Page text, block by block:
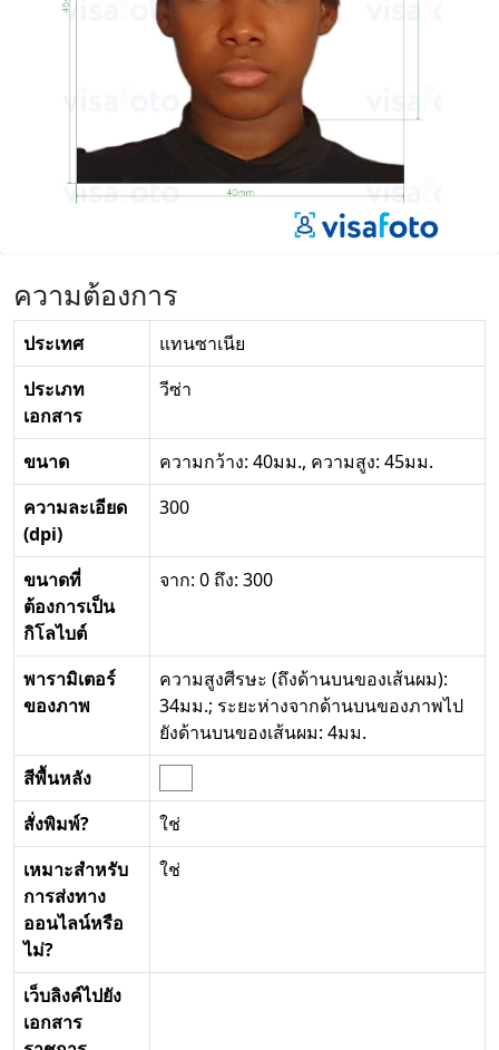
ความต้องการ
ประเทศ
แทนซาเนีย
ประเภท
เอกสาร
วีซ่า
ขนาด
ความกว้าง: 40มม., ความสูง: 45มม.
ความละเอียด
(dpi)
300
ขนาดที่
ต้องการเป็น
กิโลไบต์
จาก: 0 ถึง: 300
พารามิเตอร์
ของภาพ
ความสูงศีรษะ (ถึงด้านบนของเส้นผม):
34มม.; ระยะห่างจากด้านบนของภาพไป
ยังด้านบนของเส้นผม: 4มม.
สีพื้นหลัง
สั่งพิมพ์?
ใช่
เหมาะสำหรับ
การส่งทาง
ออนไลน์หรือ
ไม่?
ใช่
เว็บลิงค์ไปยัง
เอกสาร